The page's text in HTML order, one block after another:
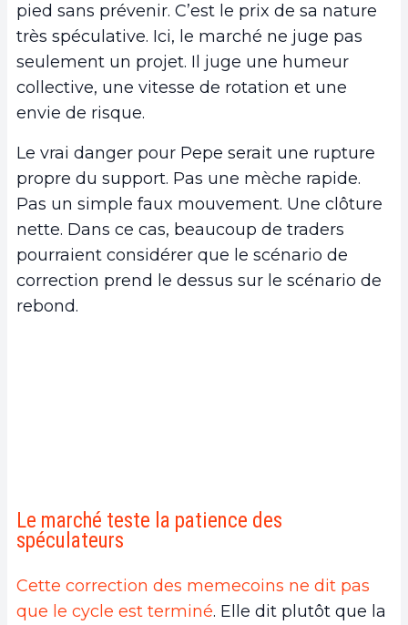
pied sans prévenir. C’est le prix de sa nature
très spéculative. Ici, le marché ne juge pas
seulement un projet. Il juge une humeur
collective, une vitesse de rotation et une
envie de risque.
Le vrai danger pour Pepe serait une rupture
propre du support. Pas une mèche rapide.
Pas un simple faux mouvement. Une clôture
nette. Dans ce cas, beaucoup de traders
pourraient considérer que le scénario de
correction prend le dessus sur le scénario de
rebond.
Le marché teste la patience des
spéculateurs
Cette correction des memecoins ne dit pas
que le cycle est terminé. Elle dit plutôt que la